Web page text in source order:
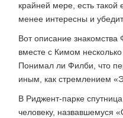
крайней мере, есть
менее интересны и
Вот описание
вместе с Кимом
Понимал ли Филби, что
иным, как стремлением
В Риджент-парке
человеку, назвавшемуся